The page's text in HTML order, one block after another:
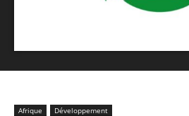
Afrique Développement